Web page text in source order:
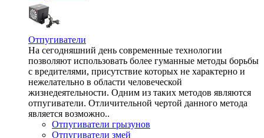
Отпугиватели
На сегодняшний день современные технологии
позволяют использовать более гуманные методы борьбы
с вредителями, присутствие которых не характерно и
нежелательно в области человеческой
жизнедеятельности. Одним из таких методов являются
отпугиватели. Отличительной чертой данного метода
является возможно..
Отпугиватели грызунов
Отпугиватели змей